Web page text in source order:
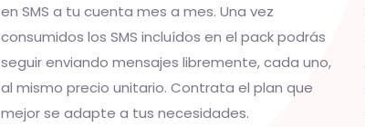
en SMS a tu cuenta mes a mes. Una vez
consumidos los SMS incluídos en el pack podrás
seguir enviando mensajes libremente, cada uno,
al mismo precio unitario. Contrata el plan que
mejor se adapte a tus necesidades.